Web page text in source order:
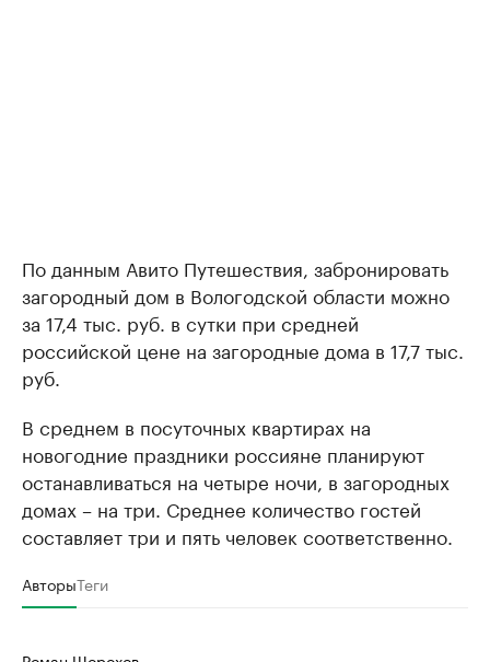
По данным Авито Путешествия, забронировать
загородный дом в Вологодской области можно
за 17,4 тыс. руб. в сутки при средней
российской цене на загородные дома в 17,7 тыс.
руб.
В среднем в посуточных квартирах на
новогодние праздники россияне планируют
останавливаться на четыре ночи, в загородных
домах – на три. Среднее количество гостей
составляет три и пять человек соответственно.
АвторыТеги